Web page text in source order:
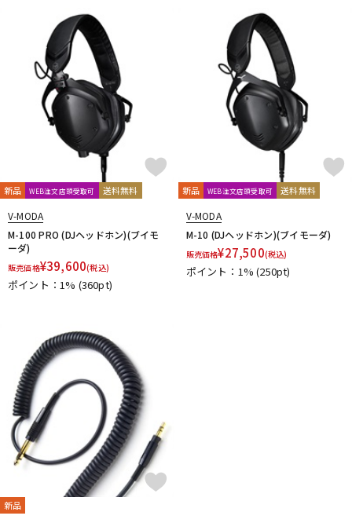
ドラム パーカッション
キーボード 電子ピアノ
アンプ エフェクター
DJ機器
DTM オンライン納品
配信/ライブ機器
中古
新品 WEB注文店頭受取可 送料無料
V-MODA
M-100 PRO (DJヘッドホン)(ブイモ
ーダ)
販売価格¥39,600(税込)
ポイント：1% (360pt)
新品 WEB注文店頭受取可 送料無料
V-MODA
M-10 (DJヘッドホン)(ブイモーダ)
販売価格¥27,500(税込)
ポイント：1%(250pt)
新品